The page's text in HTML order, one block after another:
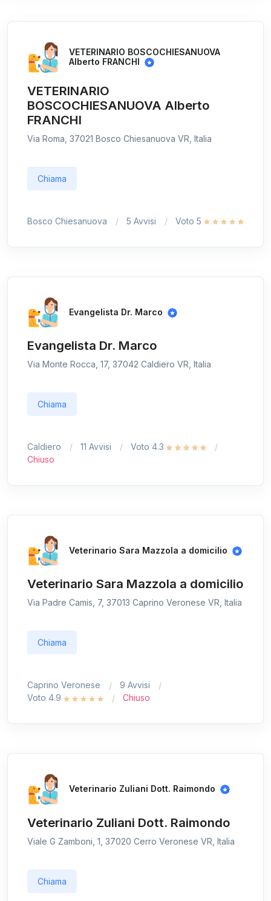
VETERINARIO BOSCOCHIESANUOVA
Alberto FRANCHI
VETERINARIO
BOSCOCHIESANUOVA Alberto
FRANCHI
Via Roma, 37021 Bosco Chiesanuova VR, Italia
Chiama
Bosco Chiesanuova 5 Avvisi Voto 5
Evangelista Dr. Marco
Evangelista Dr. Marco
Via Monte Rocca, 17, 37042 Caldiero VR, Italia
Chiama
Caldiero 11 Avvisi
Voto 4.3
Chiuso
Veterinario Sara Mazzola a domicilio
Veterinario Sara Mazzola a domicilio
Via Padre Camis, 7, 37013 Caprino Veronese VR, Italia
Chiama
Caprino Veronese
9 Avvisi
Voto 4.9
Chiuso
Veterinario Zuliani Dott. Raimondo
Veterinario Zuliani Dott. Raimondo
Viale G Zamboni, 1, 37020 Cerro Veronese VR, Italia
Chiama